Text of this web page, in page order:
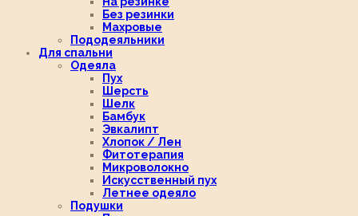
Без резинки
Махровые
Пододеяльники
Для спальни
Одеяла
Пух
Шерсть
Шелк
Бамбук
Эвкалипт
Хлопок / Лен
Фитотерапия
Микроволокно
Искусственный пух
Летнее одеяло
Подушки